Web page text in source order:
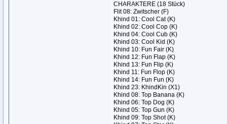
CHARAKTERE (18 Stück)
Flit 08: Zwitscher (F)
Khind 01: Cool Cat (K)
Khind 02: Cool Cop (K)
Khind 04: Cool Cub (K)
Khind 03: Cool Kid (K)
Khind 10: Fun Fair (K)
Khind 12: Fun Flap (K)
Khind 13: Fun Flip (K)
Khind 11: Fun Flop (K)
Khind 14: Fun Fun (K)
Khind 23: KhindKin (X1)
Khind 08: Top Banana (K)
Khind 06: Top Dog (K)
Khind 05: Top Gun (K)
Khind 09: Top Shot (K)